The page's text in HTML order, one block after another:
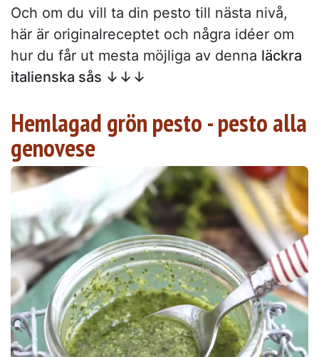
Och om du vill ta din pesto till nästa nivå,
här är originalreceptet och några idéer om
hur du får ut mesta möjliga av denna läckra
italienska sås ↓↓↓
Hemlagad grön pesto - pesto alla
genovese